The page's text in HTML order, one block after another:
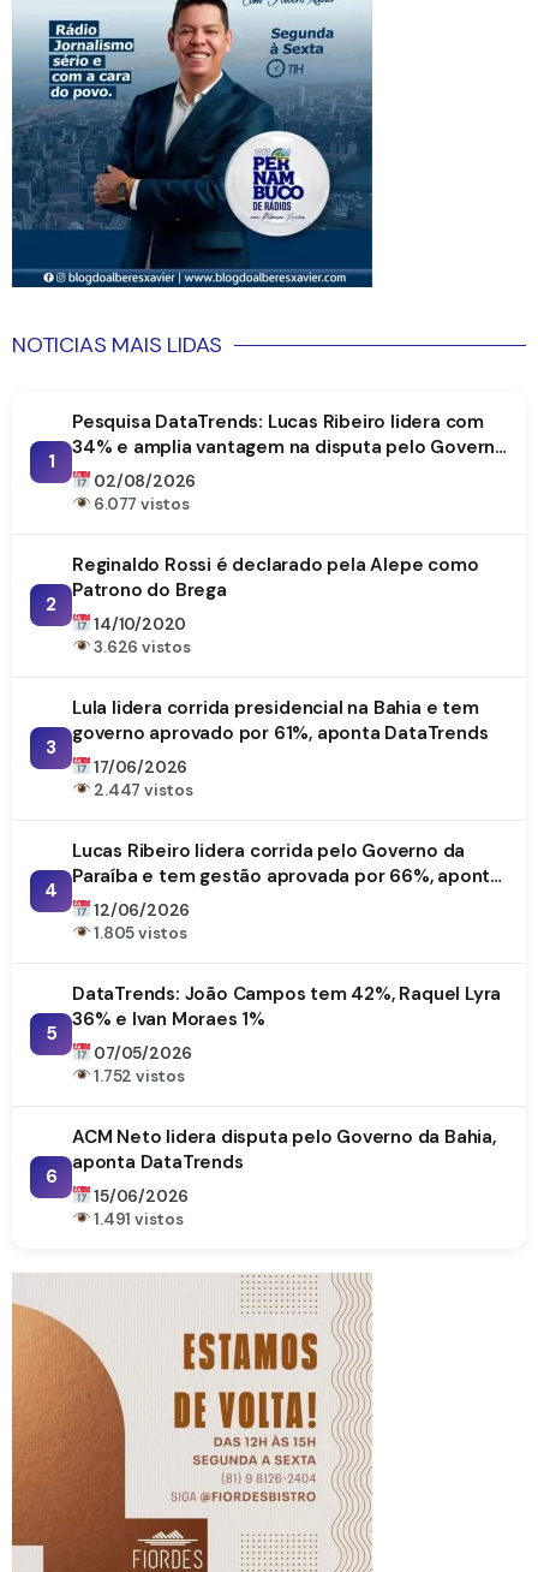
NOTICIAS MAIS LIDAS
1
Pesquisa DataTrends: Lucas Ribeiro lidera com
34% e amplia vantagem na disputa pelo Governo
da Paraíba
02/08/2026
6.077 vistos
2
Reginaldo Rossi é declarado pela Alepe como
Patrono do Brega
14/10/2020
3.626 vistos
3
Lula lidera corrida presidencial na Bahia e tem
governo aprovado por 61%, aponta DataTrends
17/06/2026
2.447 vistos
4
Lucas Ribeiro lidera corrida pelo Governo da
Paraíba e tem gestão aprovada por 66%, aponta
DataTrends
12/06/2026
1.805 vistos
5
DataTrends: João Campos tem 42%, Raquel Lyra
36% e Ivan Moraes 1%
07/05/2026
1.752 vistos
6
ACM Neto lidera disputa pelo Governo da Bahia,
aponta DataTrends
15/06/2026
1.491 vistos